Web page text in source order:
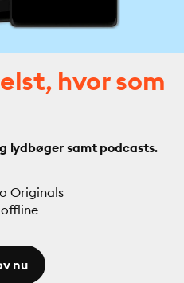
hvor som
lydbøger samt podcasts.
Originals
nu